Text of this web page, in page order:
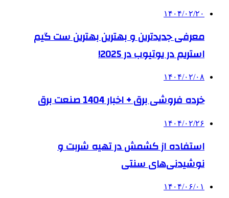
۱۴۰۴/۰۲/۲۰
معرفی جدیدترین و بهترین بهترین ست گیم
استریم در یوتیوب در 2025!
۱۴۰۴/۰۲/۰۸
خرده فروشی برق + اخبار 1404 صنعت برق
۱۴۰۴/۰۲/۲۶
استفاده از کشمش در تهیه شربت و
نوشیدنی‌های سنتی
۱۴۰۴/۰۶/۰۱